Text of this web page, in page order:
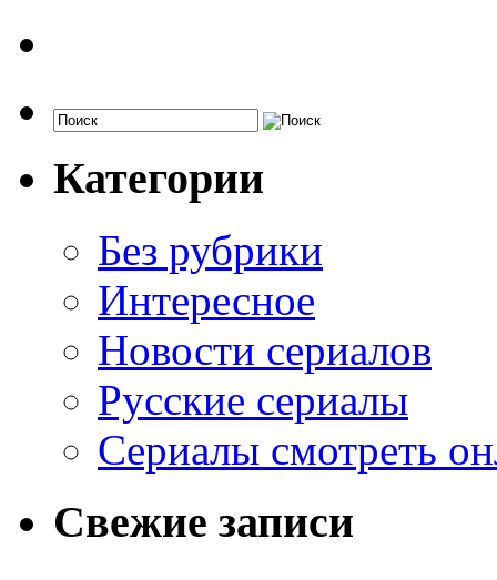
Категории
Без рубрики
Интересное
Новости сериалов
Русские сериалы
Сериалы смотреть
Свежие записи